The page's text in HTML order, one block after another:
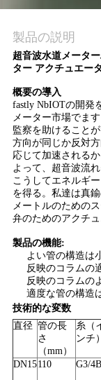
絡
し
な
さ
い
ニ
ュ
ー
ス
引
用
を
製品の説明
超音波水道メータ
ター アクチュエー
概要の導入
fastly NbIOTの開発
メーター市場でま
監察を助けること
方向が同じか反対方
応じて加速される
よって、超音波流
こうしてエネルギ
を得る。 私達は真
メートルのための
弁のためのアクチ
製品の機能:
よい管の構造は
反映のコラムの
反映のコラムの
適度な管の構造
技術的な変数
直径 管の長
さ
（mm）
糸（
ンチ）
DN15110 G3/4B